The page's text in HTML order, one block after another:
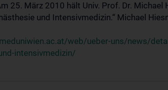
25. März 2010 hält Univ. Prof. Dr.
und Intensivmedizin.“ Michael
web/ueber-uns/news/
intensivmedizin/